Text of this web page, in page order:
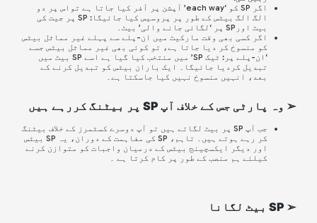
اگر SP کو ‘each way’ آپشن پر آفر کیا جاتا ہے تواس پر دو
الگ الگ بیٹس کے طور پر پروسیس کیا جائیگا: SP پر جیت کی
بیٹ اورSP پر ‘لگائی جانے والی’ بیٹ۔
اگر کسی بھی وقت مارکیٹ میں ان-پلے سے پہلے غیر مماثل بیٹس
کو منسوخ کر دیا جاتا ہے، تو کوئی بھی غیر مماثل بیٹس جسے
‘ان-پلے پر: ٹیک SP’ میں منتخب کیا گیا ہے اسے SP بیٹ میں
تبدیل کردیا جائیگا۔ ایک باران بیٹس کو تبدیل کرنے کے
بعد، انہیں منسوخ نہیں کیا جاسکتا ہے۔
➢ وہ پارٹی جس کے خلاف آپ SP پر بیٹنگ کررہے ہیں
جب آپ SP پر بیٹ لگاتے ہیں تو آپ دوسرے کسٹمرز کے خلاف بیٹنگ
کر رہے ہوتے ہیں۔ تاہم، SP کی مفاہمت کے دوران، یہ SP بیٹس
اور دیگر ایکسچینج بیٹس کے درمیان واجبات کو متوازن کرنے
کیلئے ہم منصب کے طور پر کام کرتا ہے ۔
➢ SP بیٹ لگانا